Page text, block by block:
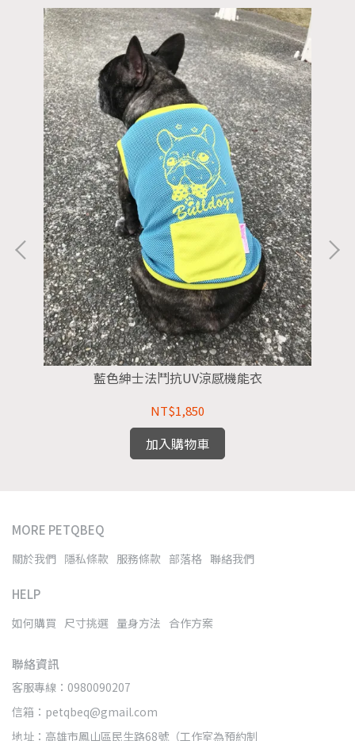
藍色紳士法鬥抗UV涼感機能衣
NT$1,850
加入購物車
MORE PETQBEQ
關於我們 隱私條款 服務條款 部落格 聯絡我們
HELP
如何購買 尺寸挑選 量身方法 合作方案
聯絡資訊
客服專線：0980090207
信箱：petqbeq@gmail.com
地址：高雄市鳳山區民生路68號（工作室為預約制